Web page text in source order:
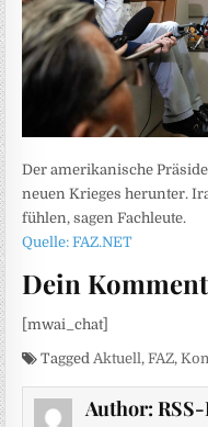
Der amerikanische
neuen Krieges herunter.
fühlen, sagen Fachleute.
Quelle: FAZ.NET
Dein
[mwai_chat]
Tagged Aktuell ,FAZ,
Author: